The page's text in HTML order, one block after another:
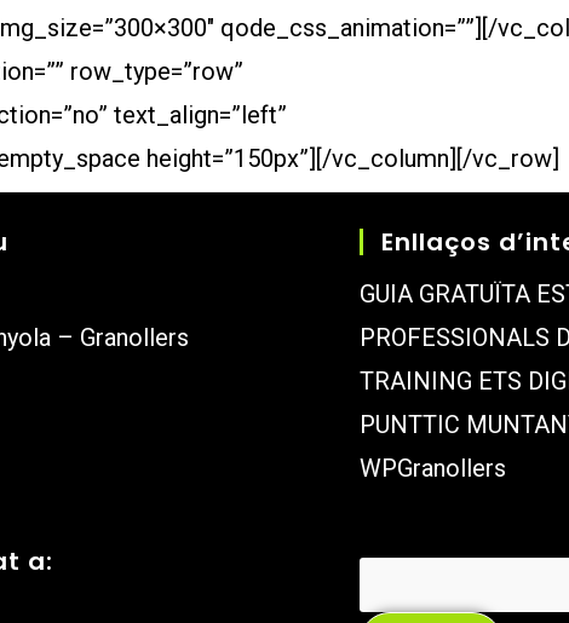
qode_css_animation=””][/
row_type=”row”
text_align=”left”
height=”150px”][/vc_column][/vc_row]
– Granollers
a:
Enllaços
GUIA GRATUÏTA
PROFESSIONALS
TRAINING ETS
PUNTTIC
WPGranollers